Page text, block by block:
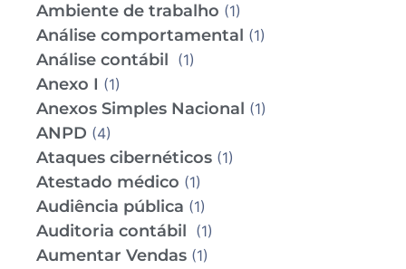
Ambiente de trabalho (1)
Análise comportamental (1)
Análise contábil (1)
Anexo I (1)
Anexos Simples Nacional (1)
ANPD (4)
Ataques cibernéticos (1)
Atestado médico (1)
Audiência pública (1)
Auditoria contábil (1)
Aumentar Vendas (1)